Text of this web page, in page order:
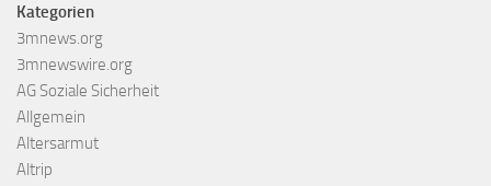
Kategorien
3mnews.org
3mnewswire.org
AG Soziale Sicherheit
Allgemein
Altersarmut
Altrip